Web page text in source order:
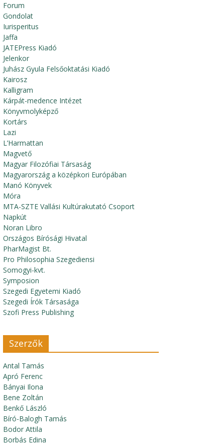
Forum
Gondolat
Iurisperitus
Jaffa
JATEPress Kiadó
Jelenkor
Juhász Gyula Felsőoktatási Kiadó
Kairosz
Kalligram
Kárpát-medence Intézet
Könyvmolyképző
Kortárs
Lazi
L’Harmattan
Magvető
Magyar Filozófiai Társaság
Magyarország a középkori Európában
Manó Könyvek
Móra
MTA-SZTE Vallási Kultúrakutató Csoport
Napkút
Noran Libro
Országos Bírósági Hivatal
PharMagist Bt.
Pro Philosophia Szegediensi
Somogyi-kvt.
Symposion
Szegedi Egyetemi Kiadó
Szegedi Írók Társasága
Szofi Press Publishing
Szerzők
Antal Tamás
Apró Ferenc
Bányai Ilona
Bene Zoltán
Benkő László
Bíró-Balogh Tamás
Bodor Attila
Borbás Edina